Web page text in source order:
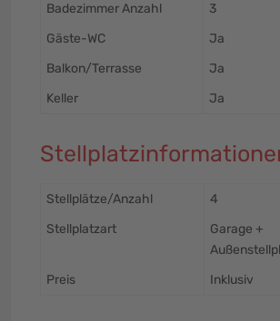
Badezimmer Anzahl
3
Gäste-WC
Ja
Balkon/Terrasse
Ja
Keller
Ja
Stellplätze/Anzahl
4
Stellplatzart
Garage +
Preis
Inklusiv